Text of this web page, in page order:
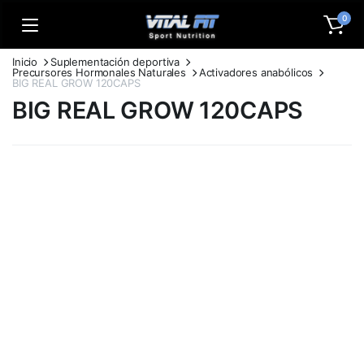
0
Inicio
Suplementación deportiva
Precursores Hormonales Naturales
Activadores anabólicos
BIG REAL GROW 120CAPS
BIG REAL GROW 120CAPS